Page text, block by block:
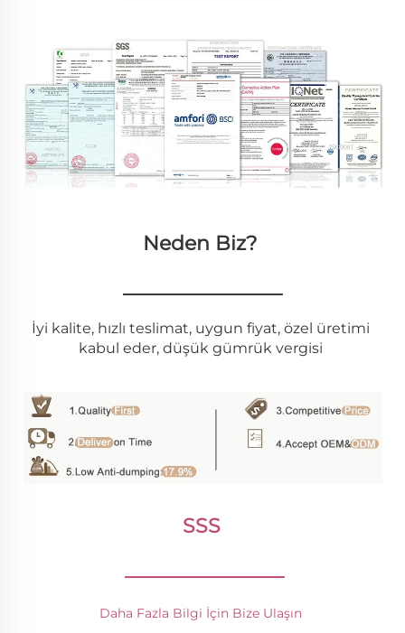
Neden Biz?
________________
İyi kalite, hızlı teslimat, uygun fiyat, özel üretimi
kabul eder, düşük gümrük vergisi
SSS
________________
Daha Fazla Bilgi İçin Bize Ulaşın